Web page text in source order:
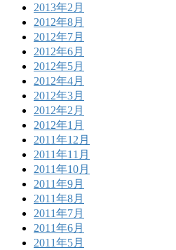
2013年2月
2012年8月
2012年7月
2012年6月
2012年5月
2012年4月
2012年3月
2012年2月
2012年1月
2011年12月
2011年11月
2011年10月
2011年9月
2011年8月
2011年7月
2011年6月
2011年5月